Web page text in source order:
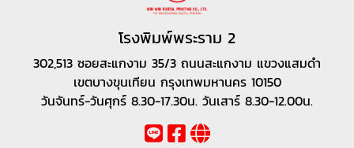
โรงพิมพ์พระราม 2
302,513 ซอยสะแกงาม 35/3 ถนนสะแกงาม แขวงแสมดำ
เขตบางขุนเทียน กรุงเทพมหานคร 10150
วันจันทร์-วันศุกร์ 8.30-17.30น. วันเสาร์ 8.30-12.00น.